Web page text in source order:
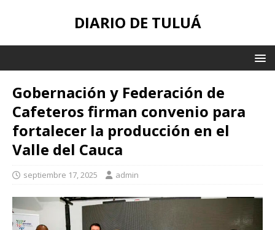
DIARIO DE TULUÁ
Gobernación y Federación de
Cafeteros firman convenio para
fortalecer la producción en el
Valle del Cauca
septiembre 17, 2025 admin